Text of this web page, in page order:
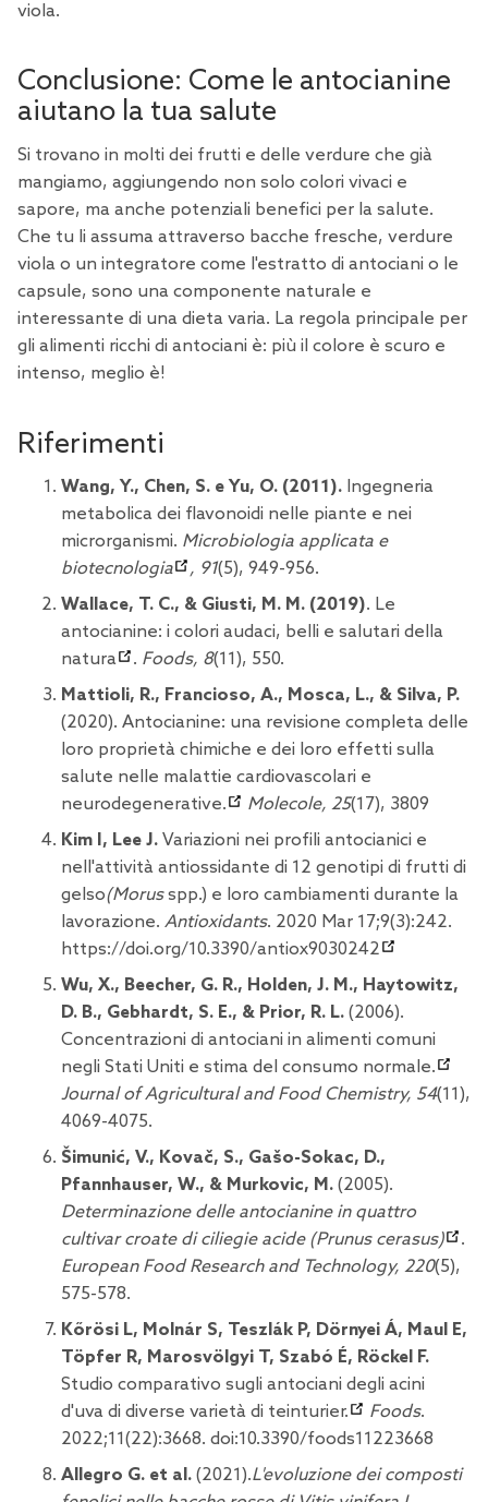
viola.
Conclusione: Come le antocianine
aiutano la tua salute
Si trovano in molti dei frutti e delle verdure che già
mangiamo, aggiungendo non solo colori vivaci e
sapore, ma anche potenziali benefici per la salute.
Che tu li assuma attraverso bacche fresche, verdure
viola o un integratore come l'estratto di antociani o le
capsule, sono una componente naturale e
interessante di una dieta varia. La regola principale per
gli alimenti ricchi di antociani è: più il colore è scuro e
intenso, meglio è!
Riferimenti
Wang, Y., Chen, S. e Yu, O. (2011). Ingegneria
metabolica dei flavonoidi nelle piante e nei
microrganismi. Microbiologia applicata e
biotecnologia
, 91(5), 949-956.
Wallace, T. C., & Giusti, M. M. (2019). Le
antocianine: i colori audaci, belli e salutari della
natura
. Foods, 8(11), 550.
Mattioli, R., Francioso, A., Mosca, L., & Silva, P.
(2020). Antocianine: una revisione completa delle
loro proprietà chimiche e dei loro effetti sulla
salute nelle malattie cardiovascolari e
neurodegenerative.
Molecole, 25(17), 3809
Kim I, Lee J. Variazioni nei profili antocianici e
nell'attività antiossidante di 12 genotipi di frutti di
gelso(Morusspp.) e loro cambiamenti durante la
lavorazione. Antioxidants. 2020 Mar 17;9(3):242.
https://doi.org/10.3390/antiox9030242
Wu, X., Beecher, G. R., Holden, J. M., Haytowitz,
D. B., Gebhardt, S. E., & Prior, R. L. (2006).
Concentrazioni di antociani in alimenti comuni
negli Stati Uniti e stima del consumo normale.
Journal of Agricultural and Food Chemistry, 54(11),
4069-4075.
Šimunić, V., Kovač, S., Gašo-Sokac, D.,
Pfannhauser, W., & Murkovic, M. (2005).
Determinazione delle antocianine in quattro
cultivar croate di ciliegie acide (Prunus cerasus)
.
European Food Research and Technology, 220(5),
575-578.
Kőrösi L, Molnár S, Teszlák P, Dörnyei Á, Maul E,
Töpfer R, Marosvölgyi T, Szabó É, Röckel F.
Studio comparativo sugli antociani degli acini
d'uva di diverse varietà di teinturier.
Foods.
2022;11(22):3668. doi:10.3390/foods11223668
Allegro G. et al. (2021).L'evoluzione dei composti